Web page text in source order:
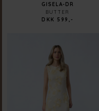
GISELA-DR
BUTTER
DKK 599,-